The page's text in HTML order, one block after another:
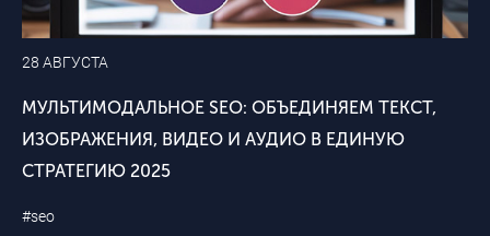
28 АВГУСТА
МУЛЬТИМОДАЛЬНОЕ SEO: ОБЪЕДИНЯЕМ ТЕКСТ,
ИЗОБРАЖЕНИЯ, ВИДЕО И АУДИО В ЕДИНУЮ
СТРАТЕГИЮ 2025
#seo